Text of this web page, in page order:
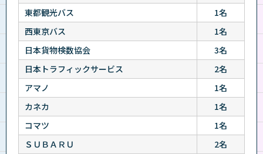
東都観光バス
1名
西東京バス
1名
日本貨物検数協会
3名
日本トラフィックサービス
2名
アマノ
1名
カネカ
1名
コマツ
1名
ＳＵＢＡＲＵ
2名